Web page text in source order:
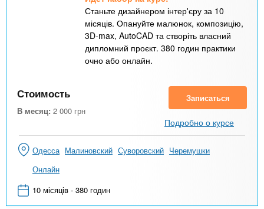
Станьте дизайнером інтер'єру за 10
місяців. Опануйте малюнок, композицію,
3D-max, AutoCAD та створіть власний
дипломний проєкт. 380 годин практики
очно або онлайн.
Стоимость
В месяц: 2 000 грн
Записаться
Подробно о курсе
Одесса Малиновский Суворовский Черемушки
Онлайн
10 місяців - 380 годин